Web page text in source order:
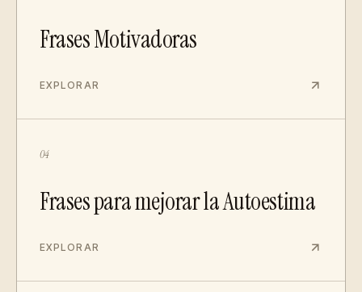
Frases Motivadoras
EXPLORAR
04
Frases para mejorar la Autoestima
EXPLORAR